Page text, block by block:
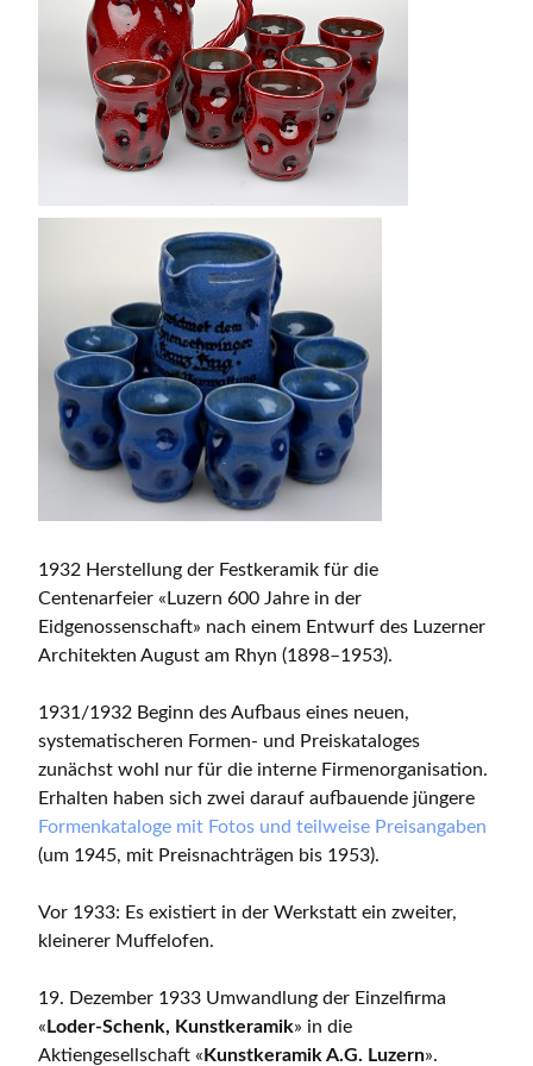
1932 Herstellung der Festkeramik für die
Centenarfeier «Luzern 600 Jahre in der
Eidgenossenschaft» nach einem Entwurf des Luzerner
Architekten August am Rhyn (1898–1953).
1931/1932 Beginn des Aufbaus eines neuen,
systematischeren Formen- und Preiskataloges
zunächst wohl nur für die interne Firmenorganisation.
Erhalten haben sich zwei darauf aufbauende jüngere
Formenkataloge mit Fotos und teilweise Preisangaben
(um 1945, mit Preisnachträgen bis 1953).
Vor 1933: Es existiert in der Werkstatt ein zweiter,
kleinerer Muffelofen.
19. Dezember 1933 Umwandlung der Einzelfirma
« Loder-Schenk, Kunstkeramik» in die
Aktiengesellschaft « Kunstkeramik A.G. Luzern».